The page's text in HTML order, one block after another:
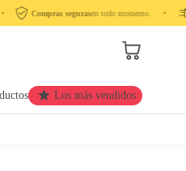
Compras segurasen todo momento. ‎ ‎ ‎ ‎ •‎ ‎ ‎ ‎ ‎
Los más vendidos